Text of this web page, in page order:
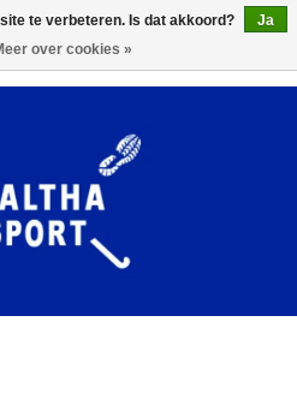
te verbeteren. Is dat akkoord?
Ja
over cookies »